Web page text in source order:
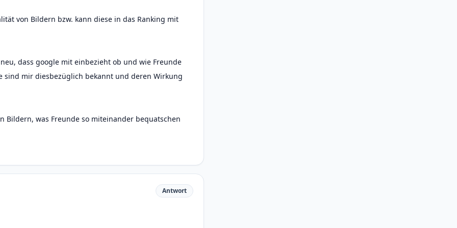
von Bildern bzw. kann diese in das Ranking mit
dass google mit einbezieht ob und wie Freunde
mir diesbezüglich bekannt und deren Wirkung
Bildern, was Freunde so miteinander bequatschen
Antwort